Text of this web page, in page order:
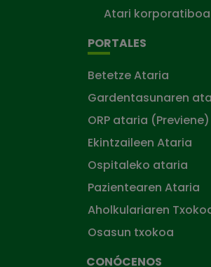
Atari korporatiboa
PORTALES
Betetze Ataria
Gardentasunaren
ORP ataria (Previene)
Ekintzaileen Ataria
Ospitaleko ataria
Pazientearen Ataria
Aholkulariaren
Osasun txokoa
CONÓCENOS